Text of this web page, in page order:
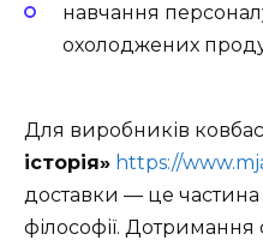
навчання
охолоджених
Для виробників
історія» https://
доставки — це
філософії. Дотримання